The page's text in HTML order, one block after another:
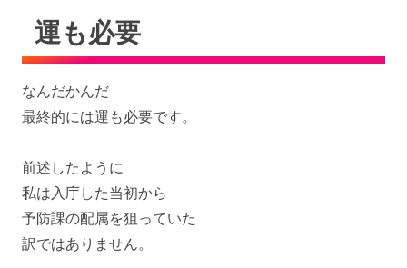
運も必要
なんだかんだ
最終的には運も必要です。
前述したように
私は入庁した当初から
予防課の配属を狙っていた
訳ではありません。